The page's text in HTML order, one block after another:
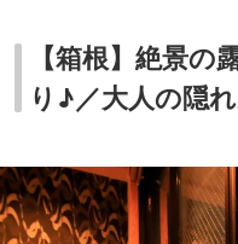
【箱根】絶景の
り♪／大人の隠